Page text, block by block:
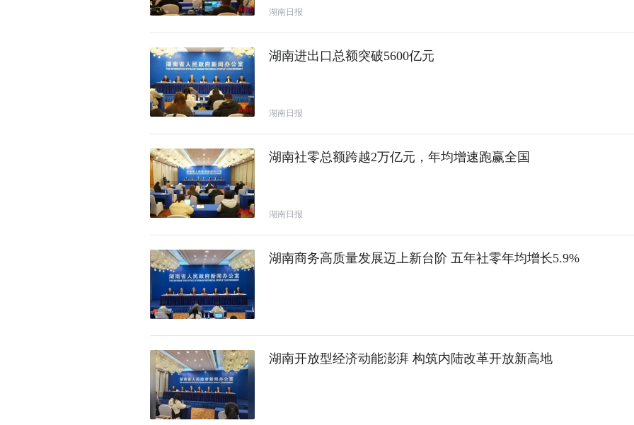
湖南日报
湖南进出口总额突破5600亿元
湖南日报
湖南社零总额跨越2万亿元，年均增速跑赢全国
湖南日报
湖南商务高质量发展迈上新台阶 五年社零年均增长5.9%
湖南开放型经济动能澎湃 构筑内陆改革开放新高地